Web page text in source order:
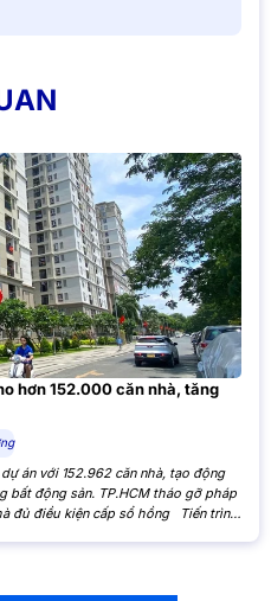
hơn 152.000 căn nhà, tăng
án với 152.962 căn nhà, tạo động
bất động sản. TP.HCM tháo gỡ pháp
đủ điều kiện cấp sổ hồng Tiến trình